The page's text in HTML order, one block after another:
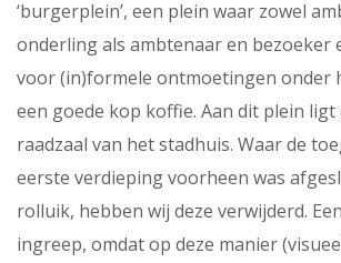
‘burgerplein’, een plein waar zowel
onderling als ambtenaar en bezoeker
voor (in)formele ontmoetingen onder
een goede kop koffie. Aan dit plein ligt
raadzaal van het stadhuis. Waar de
eerste verdieping voorheen was
rolluik, hebben wij deze verwijderd.
ingreep, omdat op deze manier